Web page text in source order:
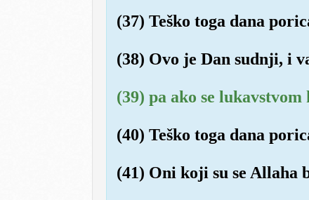
(37) Teško toga dana
(38) Ovo je Dan sudnji, i
(39) pa ako se
(40) Teško toga dana
(41) Oni koji su se Allaha